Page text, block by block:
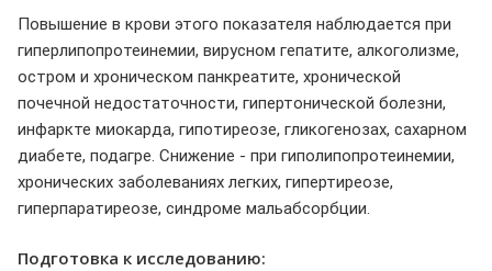
Повышение в крови этого показателя наблюдается при
гиперлипопротеинемии, вирусном гепатите, алкоголизме,
остром и хроническом панкреатите, хронической
почечной недостаточности, гипертонической болезни,
инфаркте миокарда, гипотиреозе, гликогенозах, сахарном
диабете, подагре. Снижение - при гиполипопротеинемии,
хронических заболеваниях легких, гипертиреозе,
гиперпаратиреозе, синдроме мальабсорбции.
Подготовка к исследованию: